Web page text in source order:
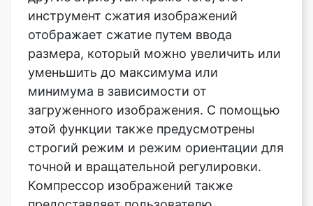
уменьшить до максимума или
минимума в зависимости от
загруженного изображения. С помощью
этой функции также предусмотрены
строгий режим и режим ориентации для
точной и вращательной регулировки.
Компрессор изображений также
предоставляет пользователю
возможность изменять качество
изображения, а также преобразовывать